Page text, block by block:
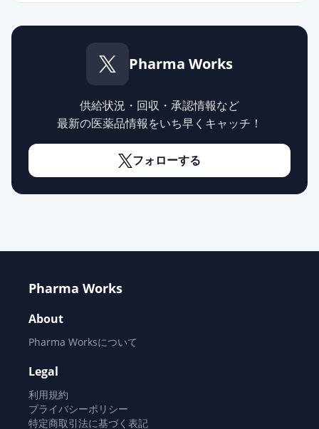
Pharma Works
供給状況・回収・承認情報など
最新の医薬品情報をいち早くキャッチ！
フォローする
Pharma Works
About
Pharma Worksについて
Legal
利用規約
プライバシーポリシー
特定商取引法に基づく表記